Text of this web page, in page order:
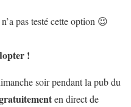
pas testé cette option 😉
!
soir pendant la pub du
en direct de